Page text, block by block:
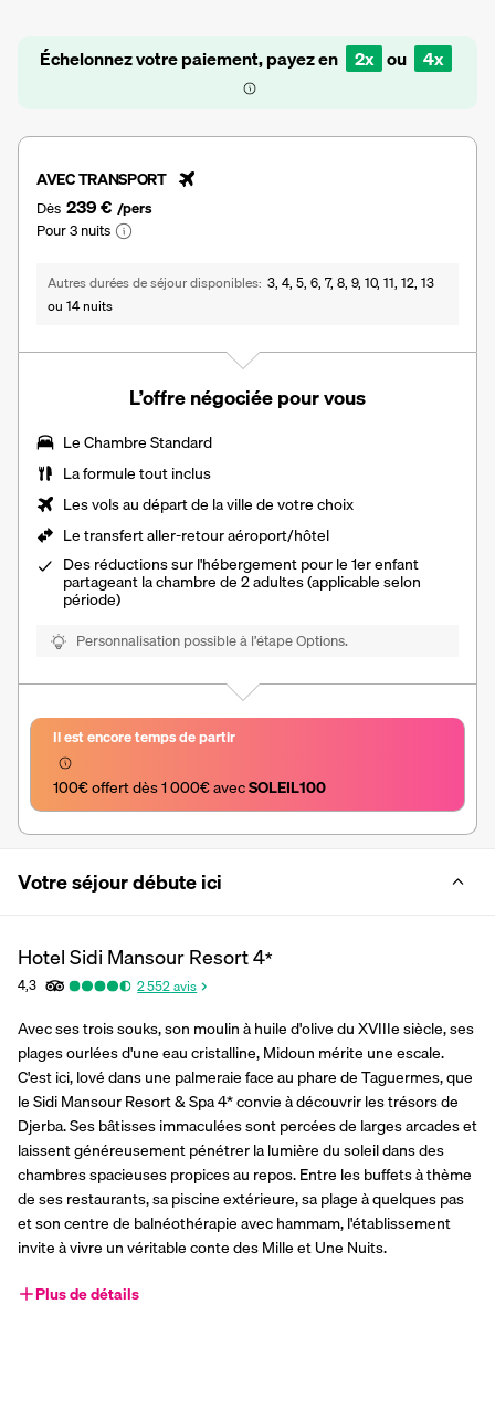
Échelonnez votre paiement, payez en 2x ou 4x
AVEC TRANSPORT
Dès 239 € /pers
Pour 3 nuits
Autres durées de séjour disponibles 3, 4, 5, 6, 7, 8, 9, 10, 11, 12, 13
ou 14 nuits
L’offre négociée pour vous
Le Chambre Standard
Laformule tout inclus
Les vols au départ de la ville de votre choix
Le transfert aller-retour aéroport/hôtel
Des réductions sur l'hébergement pour le 1er enfant
partageant la chambre de 2 adultes (applicable selon
période)
Personnalisation possible à l’étape Options.
Il est encore temps de partir
100€ offert dès 1 000€ avec SOLEIL100
Votre séjour débute ici
Hotel Sidi Mansour Resort4*
4,3 2 552avis
Avec ses trois souks, son moulin à huile d'olive du XVIIIe siècle, ses
plages ourlées d'une eau cristalline, Midoun mérite une escale.
C'est ici, lové dans une palmeraie face au phare de Taguermes, que
le Sidi Mansour Resort & Spa 4* convie à découvrir les trésors de
Djerba. Ses bâtisses immaculées sont percées de larges arcades et
laissent généreusement pénétrer la lumière du soleil dans des
chambres spacieuses propices au repos. Entre les buffets à thème
de ses restaurants, sa piscine extérieure, sa plage à quelques pas
et son centre de balnéothérapie avec hammam, l'établissement
invite à vivre un véritable conte des Mille et Une Nuits.
Plus de détails